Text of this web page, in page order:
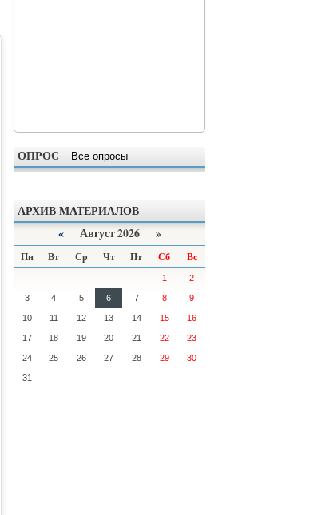
ОПРОС Все опросы
АРХИВ МАТЕРИАЛОВ
«Август 2026 »
Пн Вт Ср Чт Пт Сб Вс
1 2
3 4 5 6 7 8 9
10 11 12 13 14 15 16
17 18 19 20 21 22 23
24 25 26 27 28 29 30
31